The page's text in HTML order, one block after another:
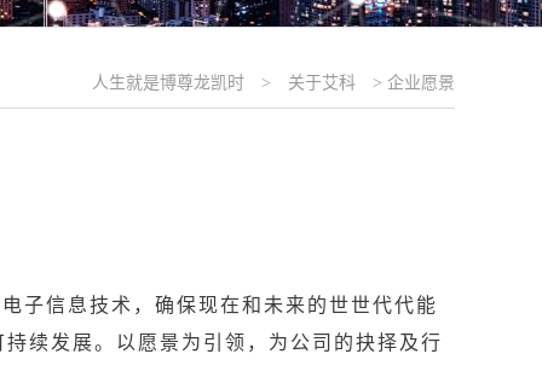
人生就是博尊龙凯时 > 关于艾科 > 企业愿景
子信息技术，确保现在和未来的世世代代能
续发展。以愿景为引领，为公司的抉择及行